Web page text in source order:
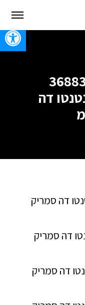
07-16
דה
נ' קונטנטו דה סמריק
קונטנטו דה סמריק
נ' קונטנטו דה סמריק